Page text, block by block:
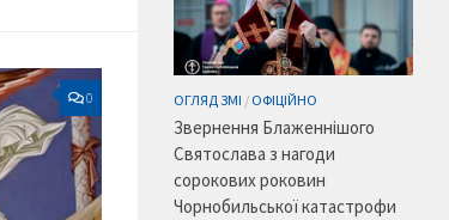
0 ОГЛЯД ЗМІ / ОФІЦІЙНО
Звернення Блаженнішого
Святослава з нагоди
сорокових роковин
Чорнобильської катастрофи